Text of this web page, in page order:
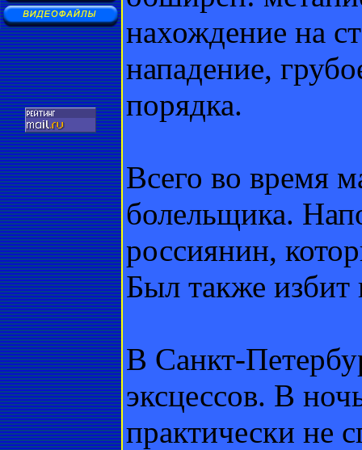
нахождение на
нападение,
порядка.
Всего во время
болельщика.
россиянин,
Был также избит
В Санкт-
эксцессов. В
практически не